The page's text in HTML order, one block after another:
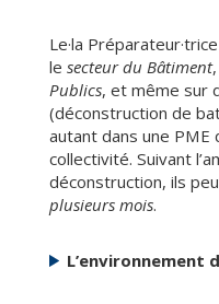
Le·la
le secteur du Bâtiment
Publics, et même sur
(déconstruction de
autant dans une PME
collectivité. Suivant
déconstruction, ils
plusieurs mois.
L’environnement